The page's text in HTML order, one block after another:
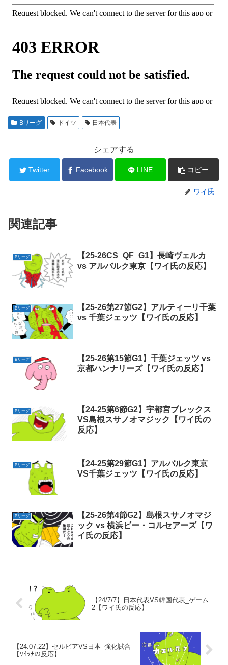
Bリーグ ドイツ 日本代表
シェアする
Twitter Facebook LINE コピー
ワイ氏
関連記事
Bリーグ
【25-26CS_QF_G1】長崎ヴェルカ
vs アルバルク東京【ワイ氏の反応】
Bリーグ
【25-26第27節G2】アルティーリ千葉
vs 千葉ジェッツ【ワイ氏の反応】
Bリーグ
【25-26第15節G1】千葉ジェッツ vs
京都ハンナリーズ【ワイ氏の反応】
Bリーグ
【24-25第6節G2】宇都宮ブレックス
VS島根スサノオマジック【ワイ氏の
反応】
Bリーグ
【24-25第29節G1】アルバルク東京
VS千葉ジェッツ【ワイ氏の反応】
Bリーグ
【25-26第4節G2】島根スサノオマジ
ック vs 横浜ビー・コルセアーズ【ワ
イ氏の反応】
【24/7/7】日本代表VS韓国代表_ゲーム
2【ワイ氏の反応】
【24.07.22】セルビアVS日本_強化試合
【ﾜｲｯﾁの反応】